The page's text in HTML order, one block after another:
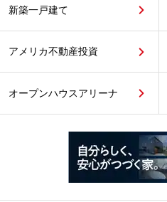
新築一戸建て
アメリカ不動産投資
オープンハウスアリーナ